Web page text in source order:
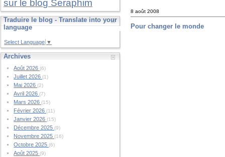
sur le blog Seraphim
Traduire le blog - Translate into your
language
Select Language ▼
Archives
Août 2026(6)
Juillet 2026(1)
Mai 2026(2)
Avril 2026(7)
Mars 2026(15)
Février 2026(11)
Janvier 2026(15)
Décembre 2025(9)
Novembre 2025(16)
Octobre 2025(6)
Août 2025(9)
8 août 2008
Pour changer le monde